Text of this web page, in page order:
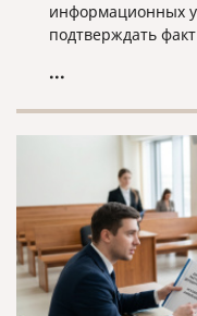
информационных
подтверждать
прямой путь к
...